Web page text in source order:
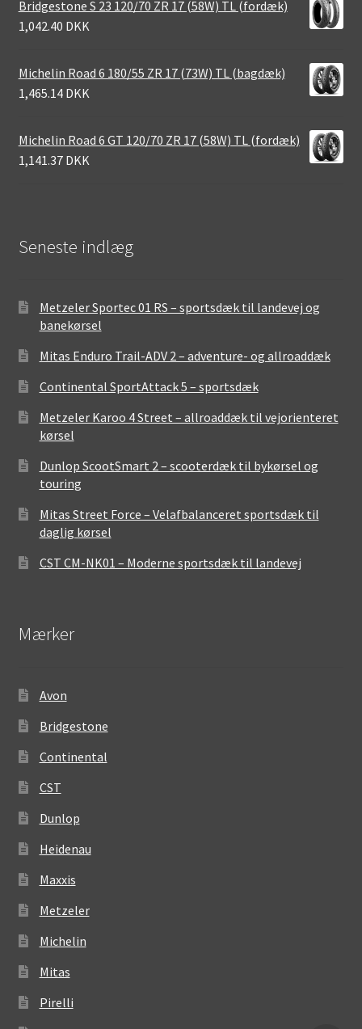
Bridgestone S 23 120/70 ZR 17 (58W) TL (fordæk)
1,042.40 DKK
Michelin Road 6 180/55 ZR 17 (73W) TL (bagdæk)
1,465.14 DKK
Michelin Road 6 GT 120/70 ZR 17 (58W) TL (fordæk)
1,141.37 DKK
Seneste indlæg
Metzeler Sportec 01 RS – sportsdæk til landevej og
banekørsel
Mitas Enduro Trail-ADV 2 – adventure- og allroaddæk
Continental SportAttack 5 – sportsdæk
Metzeler Karoo 4 Street – allroaddæk til vejorienteret
kørsel
Dunlop ScootSmart 2 – scooterdæk til bykørsel og
touring
Mitas Street Force – Velafbalanceret sportsdæk til
daglig kørsel
CST CM-NK01 – Moderne sportsdæk til landevej
Mærker
Avon
Bridgestone
Continental
CST
Dunlop
Heidenau
Maxxis
Metzeler
Michelin
Mitas
Pirelli